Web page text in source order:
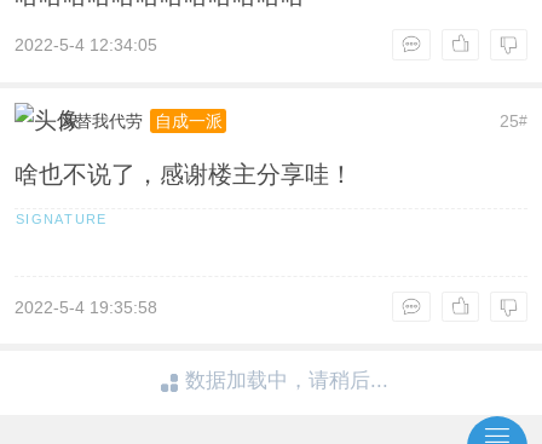
2022-5-4 12:34:05
25#
风替我代劳 自成一派
啥也不说了，感谢楼主分享哇！
2022-5-4 19:35:58
数据加载中，请稍后...